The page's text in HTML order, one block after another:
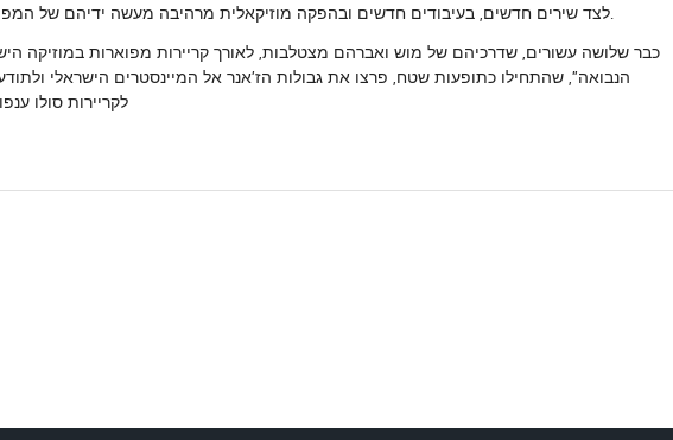
לצד שירים חדשים, בעיבודים חדשים ובהפקה מוזיקאלית מרהיבה מעשה ידיהם של.
כבר שלושה עשורים, שדרכיהם של מוש ואברהם מצטלבות, לאורך קריירות מפוארות במוזיקה
הנבואה”, שהתחילו כתופעות שטח, פרצו את גבולות הז’אנר אל המיינסטרים הישראלי
לקריירות סולו